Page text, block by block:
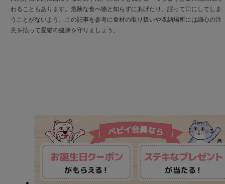
わることもあります。危険な食べ物と知らずにあげたり、誤って口にしてしま
うことがないよう、この記事を参考に食材の取り扱いや収納場所には細心の注
意を払って愛猫の健康を守りましょう。